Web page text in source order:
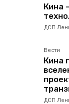
Кина
ДСП
Вести
Кина
ДСП